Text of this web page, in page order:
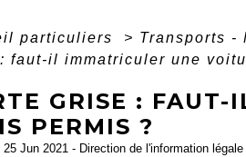
particuliers > Transports -
faut-il immatriculer une
GRISE : FAUT-
PERMIS ?
Jun 2021 - Direction de l'information